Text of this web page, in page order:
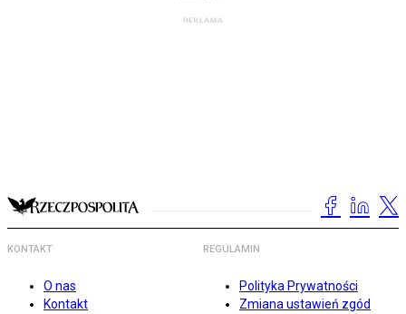
KONTAKT
O nas
Kontakt
REGULAMIN
Polityka Prywatności
Zmiana ustawień zgód